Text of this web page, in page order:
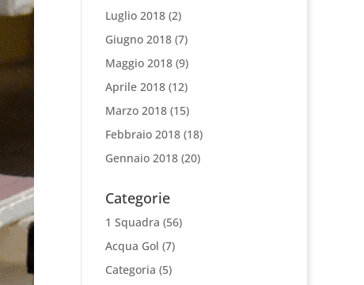
Luglio 2018(2)
Giugno 2018(7)
Maggio 2018(9)
Aprile 2018(12)
Marzo 2018(15)
Febbraio 2018(18)
Gennaio 2018(20)
Categorie
1 Squadra (56)
Acqua Gol (7)
Categoria (5)